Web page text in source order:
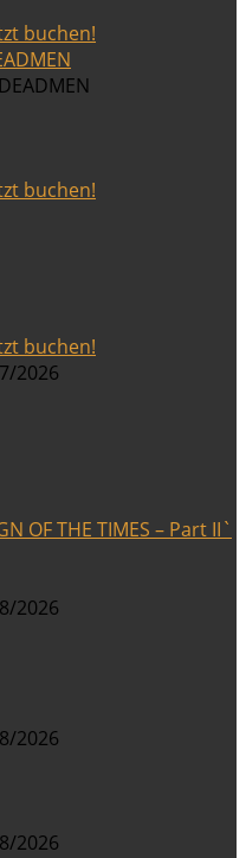
buchen!
buchen!
buchen!
2026
OF THE TIMES – Part II`
2026
2026
2026